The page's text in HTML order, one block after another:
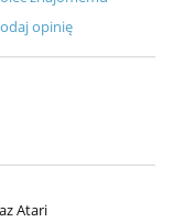
opinię
Atari